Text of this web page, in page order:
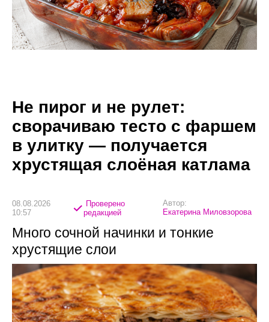
Не пирог и не рулет:
сворачиваю тесто с фаршем
в улитку — получается
хрустящая слоёная катлама
08.08.2026
10:57
Проверено
редакцией
Автор:
Екатерина Миловзорова
Много сочной начинки и тонкие
хрустящие слои